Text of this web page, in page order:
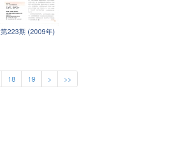
第223期 (2009年)
18 19 > >>